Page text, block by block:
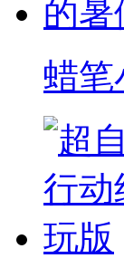
蜡笔